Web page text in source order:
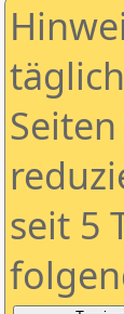
seit 5